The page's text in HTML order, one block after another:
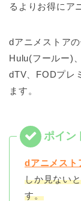
るよりお得にア
dアニメストア
Hulu(フールー)
dTV、FODプレ
ます。
dアニメスト
しか見ない
す。